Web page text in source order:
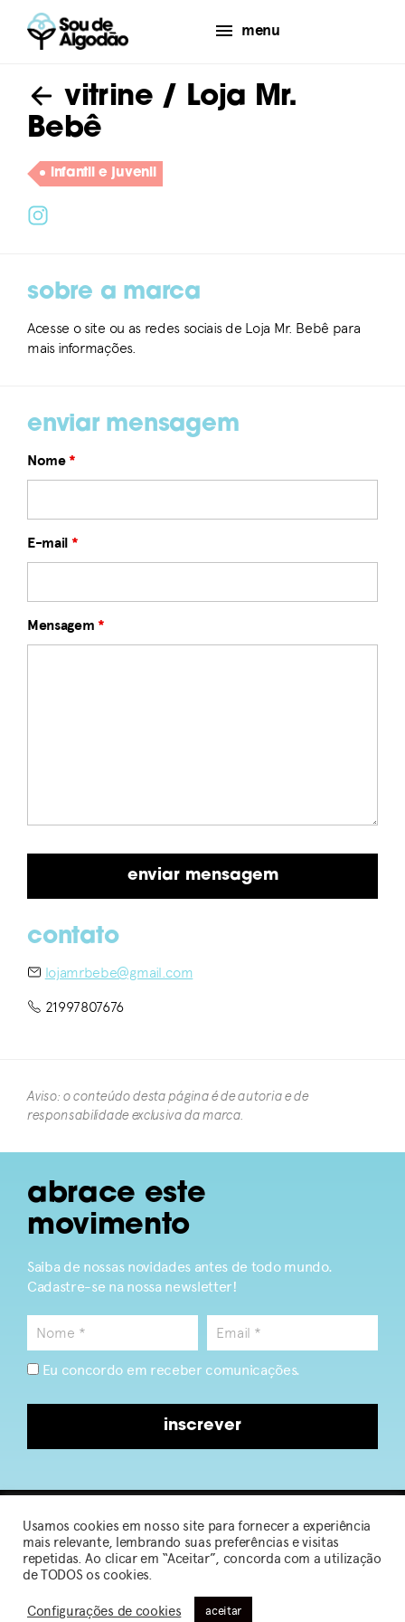
menu
vitrine/ Loja Mr.
Bebê
infantil e juvenil
sobre a marca
Acesse o site ou as redes sociais de Loja Mr. Bebê para
mais informações.
enviar mensagem
Nome *
E-mail *
Mensagem *
contato
lojamrbebe@gmail.com
21997807676
Aviso: o conteúdo desta página é de autoria e de
responsabilidade exclusiva da marca.​
abrace este
movimento
Saiba de nossas novidades antes de todo mundo.
Cadastre-se na nossa newsletter!
Eu concordo em receber comunicações.
inscrever
2026 © Sou de Algodão
Política de Privacidade|
Usamos cookies em nosso site para fornecer a experiência
mais relevante, lembrando suas preferências e visitas
repetidas. Ao clicar em “Aceitar”, concorda com a utilização
de TODOS os cookies.
Configurações de cookies aceitar